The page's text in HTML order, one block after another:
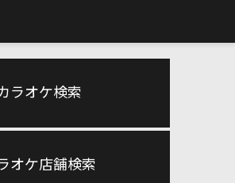
ラオケ検索
オケ店舗検索